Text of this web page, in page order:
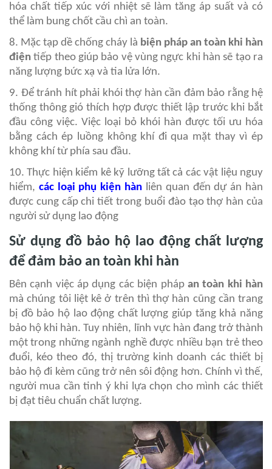
hóa chất tiếp xúc với nhiệt sẽ làm tăng áp suất và có
thể làm bung chốt cầu chì an toàn.
8. Mặc tạp dề chống cháy là biện pháp an toàn khi hàn
điện tiếp theo giúp bảo vệ vùng ngực khi hàn sẽ tạo ra
năng lượng bức xạ và tia lửa lớn.
9. Để tránh hít phải khói thợ hàn cần đảm bảo rằng hệ
thống thông gió thích hợp được thiết lập trước khi bắt
đầu công việc. Việc loại bỏ khói hàn được tối ưu hóa
bằng cách ép luồng không khí đi qua mặt thay vì ép
không khí từ phía sau đầu.
10. Thực hiện kiểm kê kỹ lưỡng tất cả các vật liệu nguy
hiểm, các loại phụ kiện hàn liên quan đến dự án hàn
được cung cấp chi tiết trong buổi đào tạo thợ hàn của
người sử dụng lao động
Sử dụng đồ bảo hộ lao động chất lượng
để đảm bảo an toàn khi hàn
Bên cạnh việc áp dụng các biện pháp an toàn khi hàn
mà chúng tôi liệt kê ở trên thì thợ hàn cũng cần trang
bị đồ bảo hộ lao động chất lượng giúp tăng khả năng
bảo hộ khi hàn. Tuy nhiên, lĩnh vực hàn đang trở thành
một trong những ngành nghề được nhiều bạn trẻ theo
đuổi, kéo theo đó, thị trường kinh doanh các thiết bị
bảo hộ đi kèm cũng trở nên sôi động hơn. Chính vì thế,
người mua cần tinh ý khi lựa chọn cho mình các thiết
bị đạt tiêu chuẩn chất lượng.